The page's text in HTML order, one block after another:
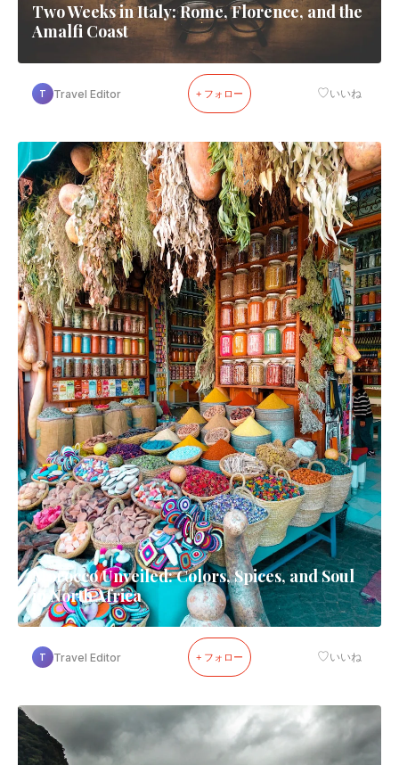
Two Weeks in Italy: Rome, Florence, and the
Amalfi Coast
T Travel Editor + フォロー ♡いいね
Morocco Unveiled: Colors, Spices, and Soul
in North Africa
T Travel Editor + フォロー ♡いいね